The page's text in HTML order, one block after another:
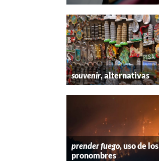
souvenir, alternativas
prender fuego, uso de los
pronombres